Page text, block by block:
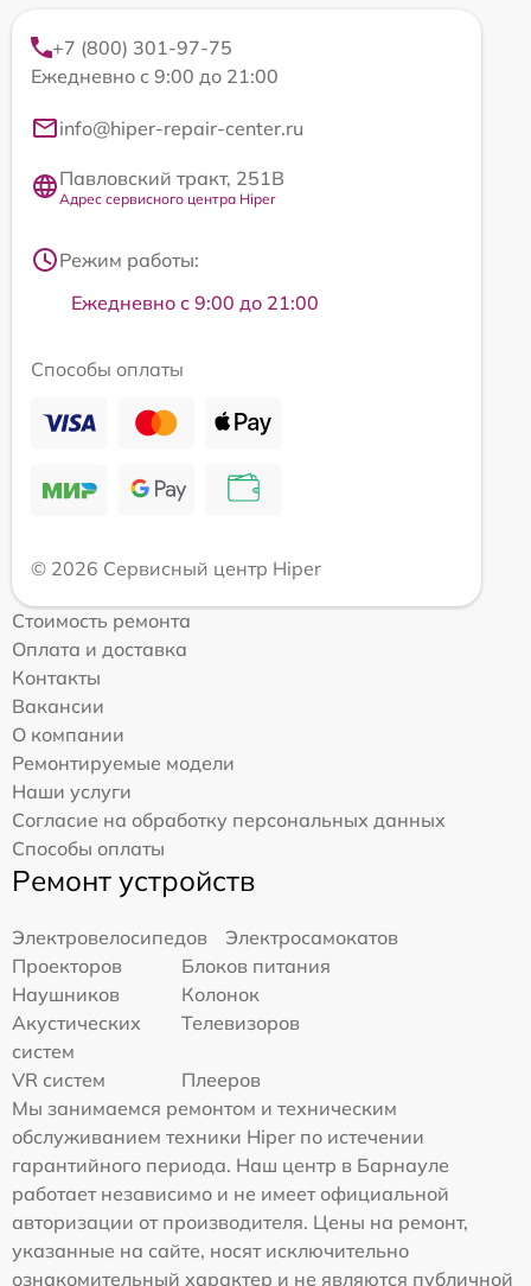
+7 (800) 301-97-75
Ежедневно с 9:00 до 21:00
info@hiper-repair-center.ru
Павловский тракт, 251В
Адрес сервисного центра Hiper
Режим работы:
Ежедневно с 9:00 до 21:00
Способы оплаты
© 2026 Сервисный центр Hiper
Стоимость ремонта
Оплата и доставка
Контакты
Вакансии
О компании
Ремонтируемые модели
Наши услуги
Согласие на обработку персональных данных
Способы оплаты
Ремонт устройств
Электровелосипедов
Электросамокатов
Проекторов
Блоков питания
Наушников
Колонок
Акустических
систем
Телевизоров
VR систем
Плееров
Мы занимаемся ремонтом и техническим
обслуживанием техники Hiper по истечении
гарантийного периода. Наш центр в Барнауле
работает независимо и не имеет официальной
авторизации от производителя. Цены на ремонт,
указанные на сайте, носят исключительно
ознакомительный характер и не являются публичной